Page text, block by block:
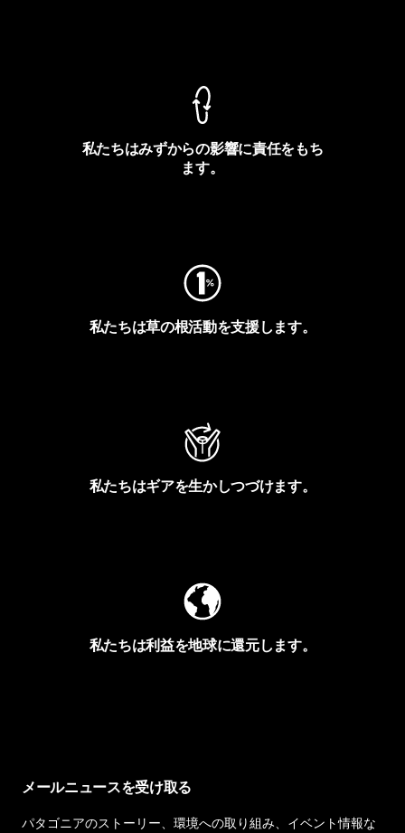
私たちはみずからの影響に責任をもち
ます。
私たちは草の根活動を支援します。
私たちはギアを生かしつづけます。
私たちは利益を地球に還元します。
メールニュースを受け取る
パタゴニアのストーリー、環境への取り組み、イベント情報な